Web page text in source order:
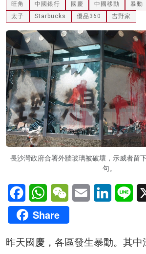
旺角 中國銀行 國慶 中國移動 暴動
太子
Starbucks 優品360 吉野家
長沙灣政府合署外牆玻璃被破壞，示威者留
句。
FacebookWhatsAppWeChatEmail LinkedIn
Share
昨天國慶，各區發生暴動。其中